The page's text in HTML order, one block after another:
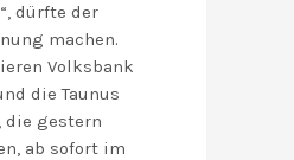
dürfte der
machen.
Volksbank
die Taunus
die gestern
ab sofort im